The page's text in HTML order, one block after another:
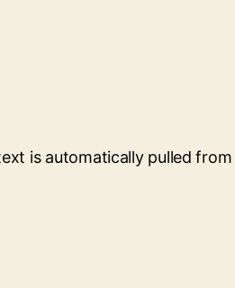
is automatically pulled from